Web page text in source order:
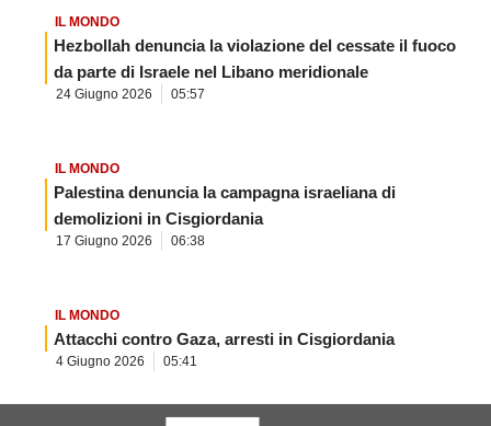
IL MONDO
Hezbollah denuncia la violazione del cessate il fuoco
da parte di Israele nel Libano meridionale
24 Giugno 2026 05:57
IL MONDO
Palestina denuncia la campagna israeliana di
demolizioni in Cisgiordania
17 Giugno 2026 06:38
IL MONDO
Attacchi contro Gaza, arresti in Cisgiordania
4 Giugno 2026 05:41